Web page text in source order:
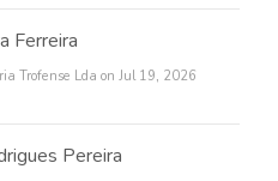
Ferreira
Trofense Lda on Jul 19, 2026
Pereira